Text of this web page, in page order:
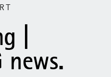
|
news.